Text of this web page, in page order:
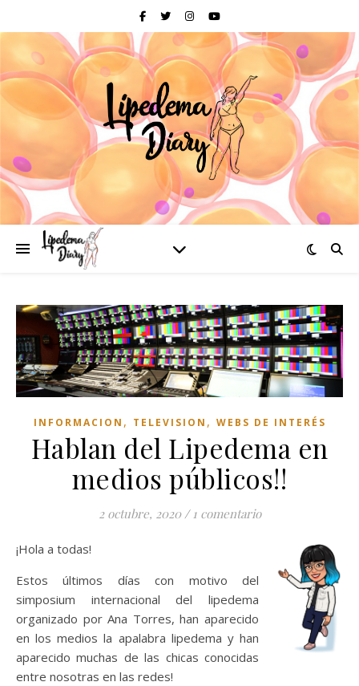
INFORMACION , TELEVISION , WEBS DE INTERÉS
Hablan del Lipedema en
medios públicos!!
2 octubre, 2020 / 1 comentario
¡Hola a todas!
Estos últimos días con motivo del
simposium internacional del lipedema
organizado por Ana Torres, han aparecido
en los medios la apalabra lipedema y han
aparecido muchas de las chicas conocidas
entre nosotras en las redes!